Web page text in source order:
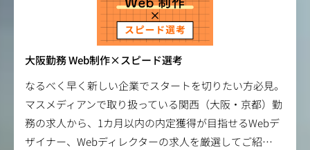
大阪勤務 Web制作×スピード選考
なるべく早く新しい企業でスタートを切りたい方必見。
マスメディアンで取り扱っている関西（大阪・京都）勤
務の求人から、1カ月以内の内定獲得が目指せるWebデ
ザイナー、Webディレクターの求人を厳選してご紹…